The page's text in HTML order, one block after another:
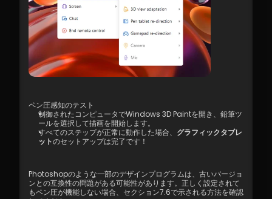
ペン圧感知のテスト
制御されたコンピュータでWindows 3D Paintを開き、鉛筆ツ
ールを選択して描画を開始します。
すべてのステップが正常に動作した場合、 グラフィックタブレ
ットのセットアップは完了です！
Photoshopのような一部のデザインプログラムは、古いバージョ
ンとの互換性の問題がある可能性があります。正しく設定されて
もペン圧が機能しない場合、セクション7.6で示される方法を確認